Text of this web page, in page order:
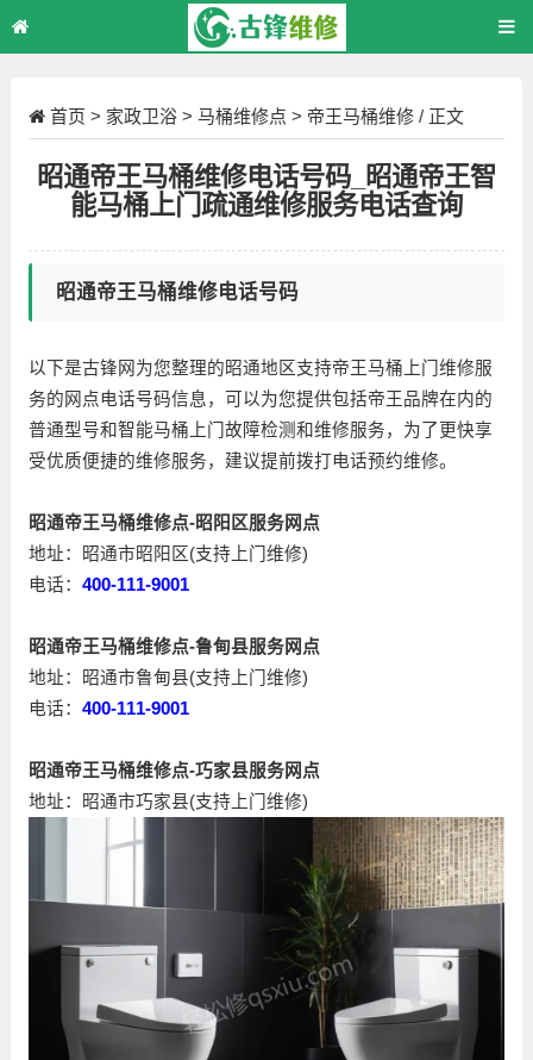
首页 > 家政卫浴> 马桶维修点 > 帝王马桶维修/ 正文
昭通帝王马桶维修电话号码_昭通帝王智
能马桶上门疏通维修服务电话查询
昭通帝王马桶维修电话号码
以下是古锋网为您整理的昭通地区支持帝王马桶上门维修服
务的网点电话号码信息，可以为您提供包括帝王品牌在内的
普通型号和智能马桶上门故障检测和维修服务，为了更快享
受优质便捷的维修服务，建议提前拨打电话预约维修。
昭通帝王马桶维修点-昭阳区服务网点
地址：昭通市昭阳区(支持上门维修)
电话： 400-111-9001
昭通帝王马桶维修点-鲁甸县服务网点
地址：昭通市鲁甸县(支持上门维修)
电话： 400-111-9001
昭通帝王马桶维修点-巧家县服务网点
地址：昭通市巧家县(支持上门维修)